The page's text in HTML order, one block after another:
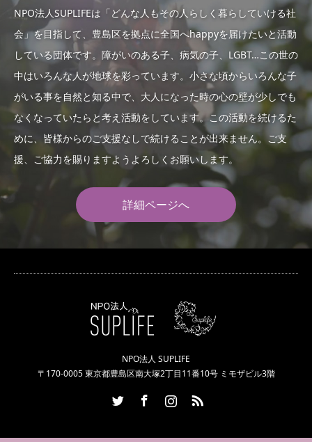
NPO法人SUPLIFEは「どんな人もその人らしく暮らしていける社
会」を目指して、豊島区を拠点に全国へhappyを届けたいと活動
している団体です。障がいのある子、病気の子、LGBT…この世の
中はいろんな人が地球を彩っています。小さな頃からいろんな子
がいる事を自然と知る中で、大人になった時の心の壁が少しでも
なくなっていたらと考え活動をしています。この活動を続けるた
めに、皆様からのご支援なしで続けることが出来ません。ご支
援、ご協力を賜りますようよろしくお願いします。
詳細ページへ
NPO法人 SUPLIFE
〒170-0005 東京都豊島区南大塚2丁目11番10号 ミモザビル3階